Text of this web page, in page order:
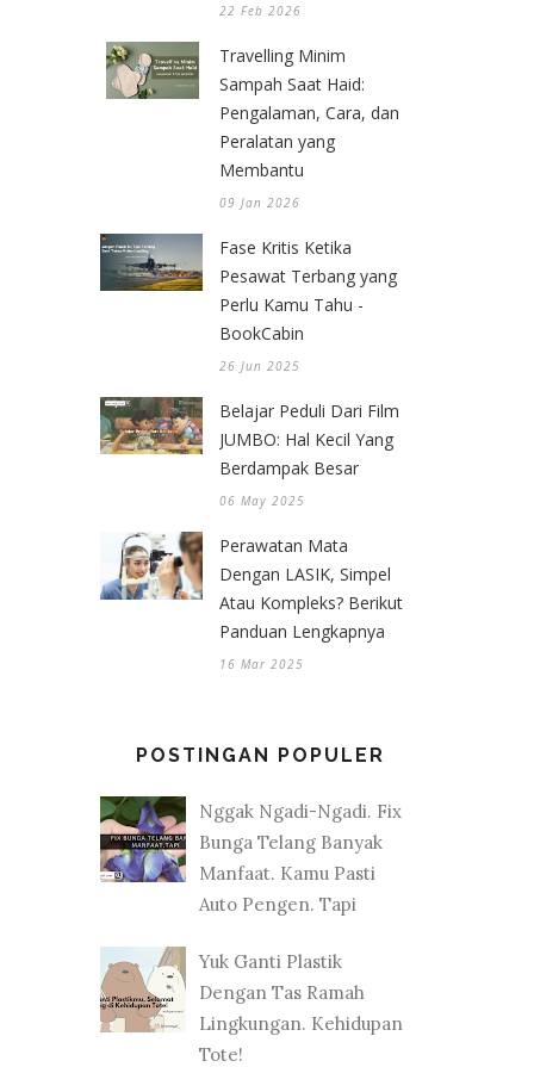
22 Feb 2026
Travelling Minim
Sampah Saat Haid:
Pengalaman, Cara, dan
Peralatan yang
Membantu
09 Jan 2026
Fase Kritis Ketika
Pesawat Terbang yang
Perlu Kamu Tahu -
BookCabin
26 Jun 2025
Belajar Peduli Dari Film
JUMBO: Hal Kecil Yang
Berdampak Besar
06 May 2025
Perawatan Mata
Dengan LASIK, Simpel
Atau Kompleks? Berikut
Panduan Lengkapnya
16 Mar 2025
POSTINGAN POPULER
Nggak Ngadi-Ngadi. Fix
Bunga Telang Banyak
Manfaat. Kamu Pasti
Auto Pengen. Tapi
Yuk Ganti Plastik
Dengan Tas Ramah
Lingkungan. Kehidupan
Tote!